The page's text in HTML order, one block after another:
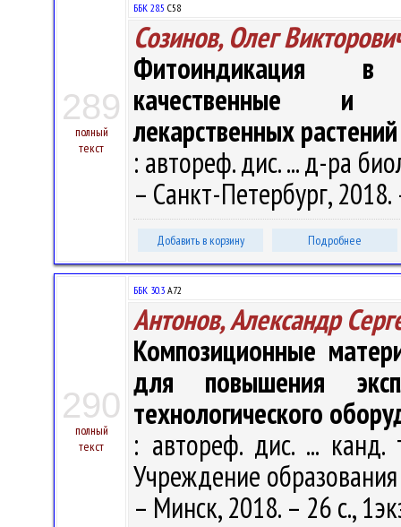
289
полный
текст
ББК 28.5 С58
Созинов, Олег
Фитоиндикация в
качественные и
лекарственных
: автореф. дис. ... д-ра
– Санкт-Петербург, 2018.
Добавить в корзину Подробнее
290
полный
текст
ББК 30.3 А72
Антонов, Александр
Композиционные
для повышения
технологического
: автореф. дис. ...
Учреждение образования
– Минск, 2018. – 26 с.,